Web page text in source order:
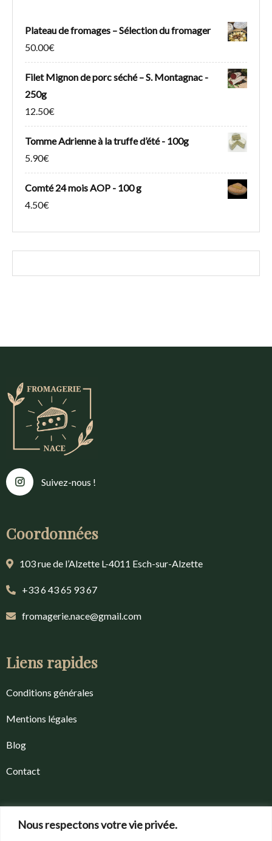
Nous respectons votre vie privée.
Plateau de fromages – Sélection du fromager
50.00€
Filet Mignon de porc séché – S. Montagnac -
250g
12.50€
Tomme Adrienne à la truffe d’été - 100g
5.90€
Comté 24 mois AOP - 100 g
4.50€
Suivez-nous !
Coordonnées
103 rue de l’Alzette L-4011 Esch-sur-Alzette
+33 6 43 65 93 67
fromagerie.nace@gmail.com
Liens rapides
Conditions générales
Mentions légales
Blog
Contact
Recherche